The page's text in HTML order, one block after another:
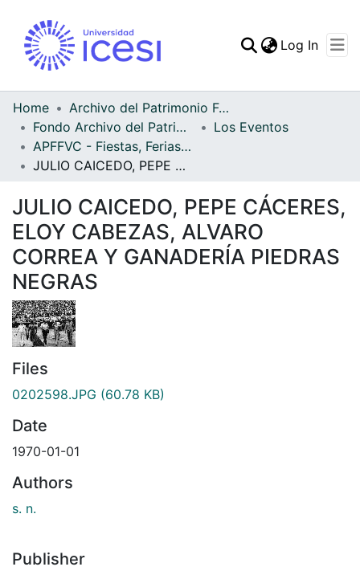
Statistics
Log In
Home
Archivo del Patrimonio Fotográfico y Fílmico del Valle del Cauca
Fondo Archivo del Patrimonio Fotográfico y Fílmico del Valle del Cauca
Los Eventos
APFFVC - Fiestas, Ferias y Carnavales - Patrimonial
JULIO CAICEDO, PEPE CÁCERES, ELOY CABEZAS, ALVARO CORREA Y GANADERÍA PIEDRAS NEGRAS
JULIO CAICEDO, PEPE CÁCERES,
ELOY CABEZAS, ALVARO
CORREA Y GANADERÍA PIEDRAS
NEGRAS
Files
0202598.JPG (60.78 KB)
Date
1970-01-01
Authors
s. n.
Publisher